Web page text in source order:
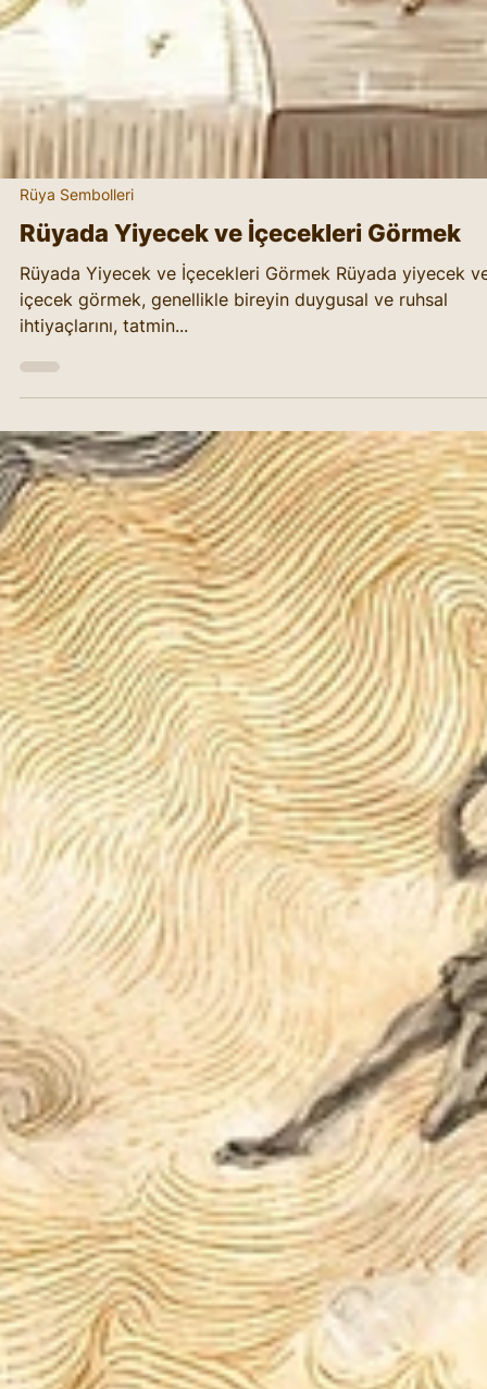
Rüya Sembolleri
Rüyada Yiyecek ve İçecekleri Görmek Rüyada yiyecek
içecek görmek, genellikle bireyin duygusal ve ruhsal
ihtiyaçlarını, tatmin...